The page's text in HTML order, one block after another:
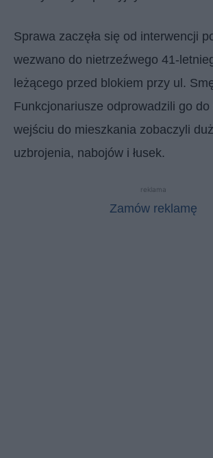
Sprawa zaczęła się od interwencji
wezwano do nietrzeźwego 41-
leżącego przed blokiem przy ul.
Funkcjonariusze odprowadzili go do
wejściu do mieszkania zobaczyli
uzbrojenia, nabojów i łusek.
reklama
Zamów reklamę